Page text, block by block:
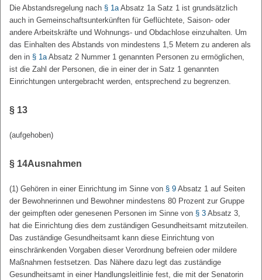
Die Abstandsregelung nach § 1aAbsatz 1a Satz 1 ist grundsätzlich
auch in Gemeinschaftsunterkünften für Geflüchtete, Saison- oder
andere Arbeitskräfte und Wohnungs- und Obdachlose einzuhalten. Um
das Einhalten des Abstands von mindestens 1,5 Metern zu anderen als
den in § 1aAbsatz 2 Nummer 1 genannten Personen zu ermöglichen,
ist die Zahl der Personen, die in einer der in Satz 1 genannten
Einrichtungen untergebracht werden, entsprechend zu begrenzen.
§ 13
(aufgehoben)
§ 14Ausnahmen
(1) Gehören in einer Einrichtung im Sinne von § 9 Absatz 1 auf Seiten
der Bewohnerinnen und Bewohner mindestens 80 Prozent zur Gruppe
der geimpften oder genesenen Personen im Sinne von § 3 Absatz 3,
hat die Einrichtung dies dem zuständigen Gesundheitsamt mitzuteilen.
Das zuständige Gesundheitsamt kann diese Einrichtung von
einschränkenden Vorgaben dieser Verordnung befreien oder mildere
Maßnahmen festsetzen. Das Nähere dazu legt das zuständige
Gesundheitsamt in einer Handlungsleitlinie fest, die mit der Senatorin